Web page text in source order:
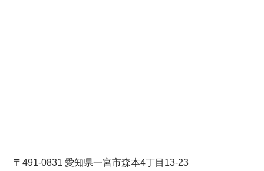
〒491-0831 愛知県一宮市森本4丁目13-23